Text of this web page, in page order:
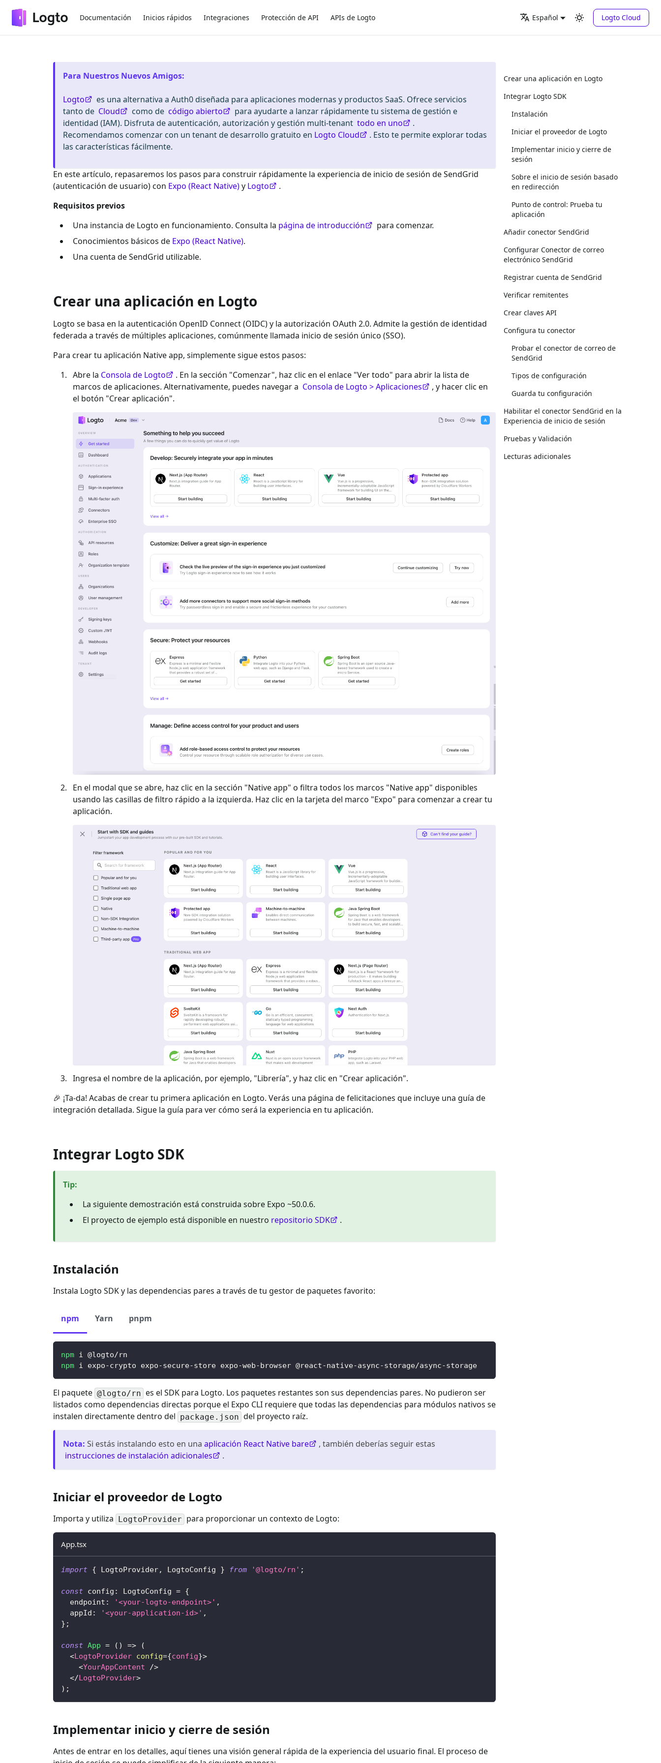
Documentación Inicios rápidos Integraciones Protección de API APIs de Logto Español Logto Cloud
Para Nuestros Nuevos Amigos:
Logto
es una alternativa a Auth0 diseñada para aplicaciones modernas y productos SaaS. Ofrece servicios
tanto de Cloud como de código abierto
para ayudarte a lanzar rápidamente tu sistema de gestión e
identidad (IAM). Disfruta de autenticación, autorización y gestión multi-tenant todo en uno
.
Recomendamos comenzar con un tenant de desarrollo gratuito en Logto Cloud
. Esto te permite explorar todas
las características fácilmente.
En este artículo, repasaremos los pasos para construir rápidamente la experiencia de inicio de sesión deSendGrid
(autenticación de usuario) con Expo (React Native)y Logto
.
Requisitos previos
Una instancia de Logto en funcionamiento. Consulta la página de introducción
para comenzar.
Conocimientos básicos de Expo (React Native).
Una cuenta deSendGrid utilizable.
Crear una aplicación en Logto
Logto se basa en la autenticación OpenID Connect (OIDC) y la autorización OAuth 2.0. Admite la gestión de identidad
federada a través de múltiples aplicaciones, comúnmente llamada inicio de sesión único (SSO).
Para crear tu aplicación Native app, simplemente sigue estos pasos:
Abre la Consola de Logto
. En la sección "Comenzar", haz clic en el enlace "Ver todo" para abrir la lista de
marcos de aplicaciones. Alternativamente, puedes navegar a Consola de Logto > Aplicaciones
, y hacer clic en
el botón "Crear aplicación".
En el modal que se abre, haz clic en la sección "Native app" o filtra todos los marcos "Native app" disponibles
usando las casillas de filtro rápido a la izquierda. Haz clic en la tarjeta del marco "Expo" para comenzar a crear tu
aplicación.
Ingresa el nombre de la aplicación, por ejemplo, "Librería", y haz clic en "Crear aplicación".
🎉 ¡Ta-da! Acabas de crear tu primera aplicación en Logto. Verás una página de felicitaciones que incluye una guía de
integración detallada. Sigue la guía para ver cómo será la experiencia en tu aplicación.
Integrar Logto SDK
Tip:
La siguiente demostración está construida sobre Expo ~50.0.6.
El proyecto de ejemplo está disponible en nuestro repositorio SDK .
Instalación
Instala Logto SDK y las dependencias pares a través de tu gestor de paquetes favorito:
npm Yarn pnpm
npm i @logto/rn
npm i expo-crypto expo-secure-store expo-web-browser @react-native-async-storage/async-storage
El paquete @logto/rn es el SDK para Logto. Los paquetes restantes son sus dependencias pares. No pudieron ser
listados como dependencias directas porque el Expo CLI requiere que todas las dependencias para módulos nativos se
instalen directamente dentro del package.json del proyecto raíz.
Nota: Si estás instalando esto en una aplicación React Native bare
, también deberías seguir estas
instrucciones de instalación adicionales
.
Iniciar el proveedor de Logto
Importa y utiliza LogtoProvider para proporcionar un contexto de Logto:
App.tsx
import { LogtoProvider, LogtoConfig } from '@logto/rn' ;
const config : LogtoConfig = {
  endpoint
: '<your-logto-endpoint>' ,
  appId
: '<your-application-id>' ,
} ;
const App = ( ) =>
(
<LogtoProvider config={config}>
<YourAppContent
/>
</LogtoProvider>
) ;
Implementar inicio y cierre de sesión
Antes de entrar en los detalles, aquí tienes una visión general rápida de la experiencia del usuario final. El proceso de
Crear una aplicación en Logto
Integrar Logto SDK
Instalación
Iniciar el proveedor de Logto
Implementar inicio y cierre de
sesión
Sobre el inicio de sesión basado
en redirección
Punto de control: Prueba tu
aplicación
Añadir conector SendGrid
Configurar Conector de correo
electrónico SendGrid
Registrar cuenta de SendGrid
Verificar remitentes
Crear claves API
Configura tu conector
Probar el conector de correo de
SendGrid
Tipos de configuración
Guarda tu configuración
Habilitar el conector SendGrid en la
Experiencia de inicio de sesión
Pruebas y Validación
Lecturas adicionales